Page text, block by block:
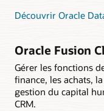
Découvrir Oracle
Oracle Fusion
Gérer les fonctions
finance, les achats,
gestion du capital
CRM.